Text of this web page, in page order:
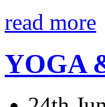
read more
YOGA